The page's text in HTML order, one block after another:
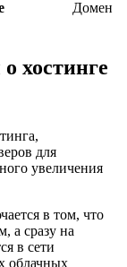
Домен
хостинге
для
увеличения
в том, что
а сразу на
в сети
облачных